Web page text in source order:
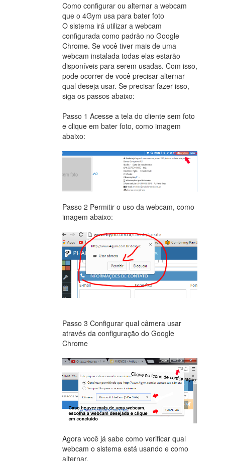
Como configurar ou alternar a webcam
que o 4Gym usa para bater foto
O sistema irá utilizar a webcam
configurada como padrão no Google
Chrome. Se você tiver mais de uma
webcam instalada todas elas estarão
disponíveis para serem usadas. Com isso,
pode ocorrer de você precisar alternar
qual deseja usar. Se precisar fazer isso,
siga os passos abaixo:
Passo 1 Acesse a tela do cliente sem foto
e clique em bater foto, como imagem
abaixo:
Passo 2 Permitir o uso da webcam, como
imagem abaixo:
Passo 3 Configurar qual câmera usar
através da configuração do Google
Chrome
Agora você já sabe como verificar qual
webcam o sistema está usando e como
alternar.